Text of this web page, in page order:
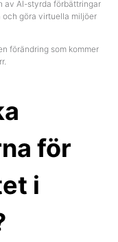
av AI-styrda förbättringar
och göra virtuella miljöer
förändring som kommer
för
i